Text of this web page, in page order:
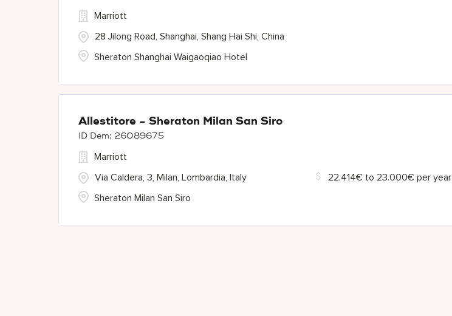
28 Jilong Road, Shanghai, Shang Hai Shi, China
Marriott
Sheraton Shanghai Waigaoqiao Hotel
Allestitore - Sheraton Milan San Siro
26089675
Via Caldera, 3, Milan, Lombardia, Italy
Marriott
Sheraton Milan San Siro
22.414€ to 23.000€ per year